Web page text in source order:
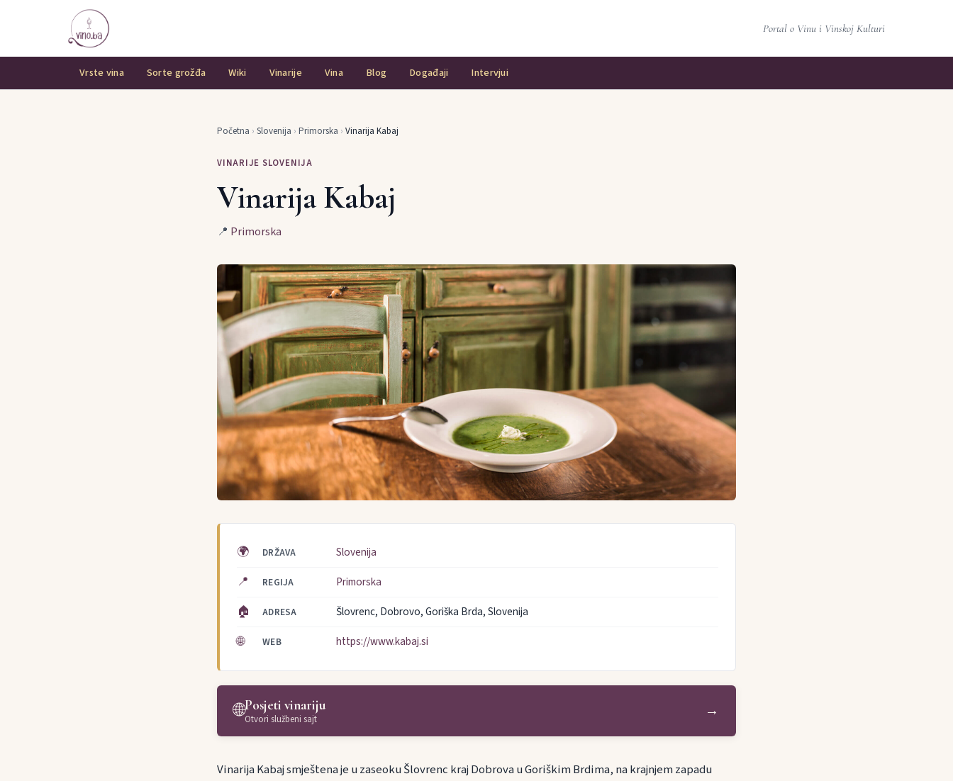
Portal o Vinu i Vinskoj Kulturi
Vrste vina Sorte grožđa Wiki Vinarije Vina Blog Događaji Intervjui
Početna › Slovenija › Primorska › Vinarija Kabaj
VINARIJE SLOVENIJA
Vinarija Kabaj
📍 Primorska
🌍 DRŽAVA Slovenija
📍 REGIJA Primorska
🏠 ADRESA Šlovrenc, Dobrovo, Goriška Brda, Slovenija
🌐 WEB https://www.kabaj.si
🌐Posjeti vinariju
Otvori službeni sajt →
Vinarija Kabaj smještena je u zaseoku Šlovrenc kraj Dobrova u Goriškim Brdima, na krajnjem zapadu